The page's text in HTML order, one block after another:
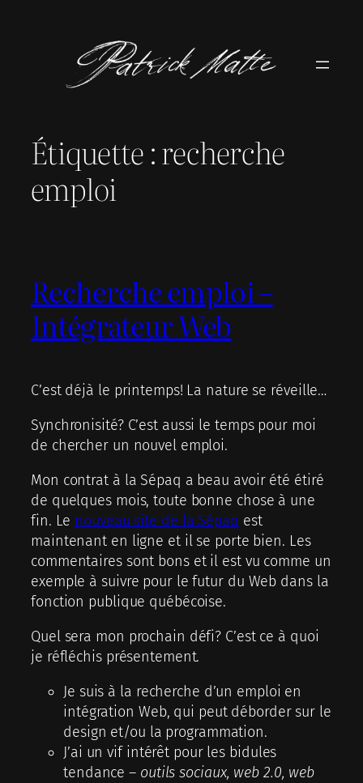
Étiquette :recherche
emploi
Recherche emploi –
Intégrateur Web
C’est déjà le printemps! La nature se réveille…
Synchronisité? C’est aussi le temps pour moi
de chercher un nouvel emploi.
Mon contrat à la Sépaq a beau avoir été étiré
de quelques mois, toute bonne chose à une
fin. Le nouveau site de la Sépaq est
maintenant en ligne et il se porte bien. Les
commentaires sont bons et il est vu comme un
exemple à suivre pour le futur du Web dans la
fonction publique québécoise.
Quel sera mon prochain défi? C’est ce à quoi
je réfléchis présentement.
Je suis à la recherche d’un emploi en
intégration Web, qui peut déborder sur le
design et/ou la programmation.
J’ai un vif intérêt pour les bidules
tendance – outils sociaux, web 2.0, web